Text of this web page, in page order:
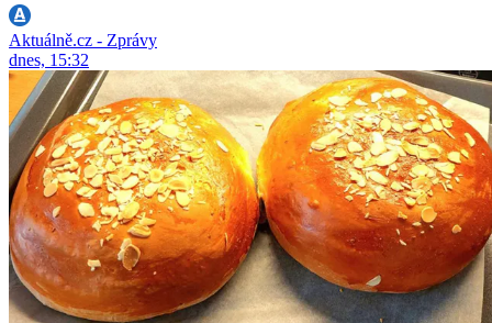
Aktuálně.cz - Zprávy
dnes, 15:32